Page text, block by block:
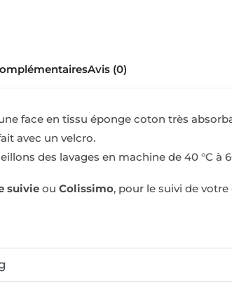
Avis (0)
face en tissu éponge coton très
avec un velcro.
des lavages en machine de 40 °C à
suivie ou Colissimo, pour le suivi de